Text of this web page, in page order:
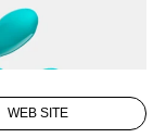
WEB SITE